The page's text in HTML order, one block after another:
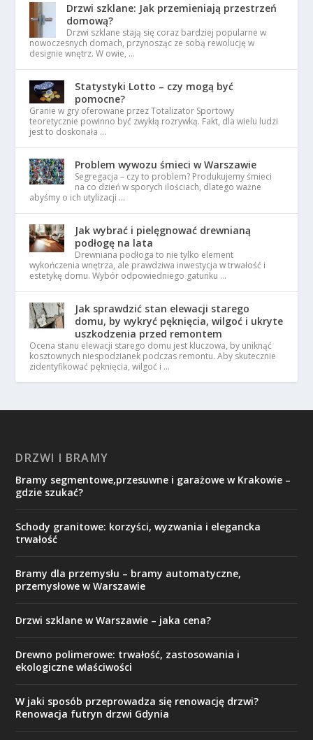
Drzwi szklane: Jak przemieniają przestrzeń
domową?
Drzwi szklane stają się coraz bardziej popularne w
nowoczesnych domach, przynosząc ze sobą rewolucję w
designie wnętrz. W owie, …
Statystyki Lotto – czy mogą być
pomocne?
Granie w gry oferowane przez Totalizator Sportowy
teoretycznie powinno być zwykłą rozrywką. Fakt, dla wielu ludzi
jest to doskonała …
Problem wywozu śmieci w Warszawie
Segregacja – czy to problem? Produkujemy śmieci
na co dzień w sporych ilościach, dlatego ważne
abyśmy o ich utylizacji …
Jak wybrać i pielęgnować drewnianą
podłogę na lata
Drewniana podłoga to nie tylko element
wykończenia wnętrza, ale prawdziwa inwestycja w trwałość i
estetykę domu. Wybór odpowiedniego gatunku …
Jak sprawdzić stan elewacji starego
domu, by wykryć pęknięcia, wilgoć i ukryte
uszkodzenia przed remontem
Ocena stanu elewacji starego domu jest kluczowa, by uniknąć
kosztownych niespodzianek podczas remontu. Aby skutecznie
zidentyfikować pęknięcia, wilgoć i …
DRZWI I BRAMY
Bramy segmentowe,przesuwne i garażowe w Krakowie –
gdzie szukać?
Schody granitowe: korzyści, wyzwania i elegancka
trwałość
Bramy dla przemysłu – bramy automatyczne,
przemysłowe w Warszawie
Drzwi szklane w Warszawie – jaka cena?
Drewno polimerowe: trwałość, zastosowania i
ekologiczne właściwości
W jaki sposób przeprowadza się renowację drzwi?
Renowacja futryn drzwi Gdynia